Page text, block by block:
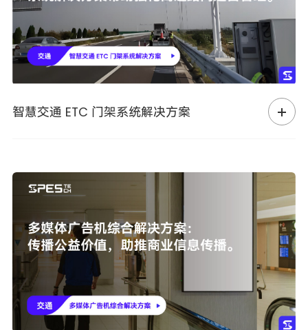
智慧交通 ETC 门架系统解决方案